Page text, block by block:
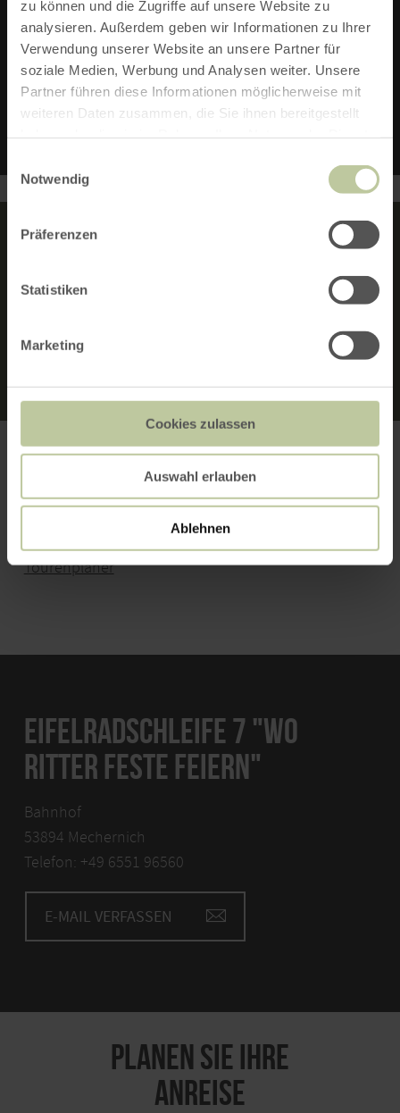
zu können und die Zugriffe auf unsere Website zu
analysieren. Außerdem geben wir Informationen zu Ihrer
Verwendung unserer Website an unsere Partner für
soziale Medien, Werbung und Analysen weiter. Unsere
Partner führen diese Informationen möglicherweise mit
weiteren Daten zusammen, die Sie ihnen bereitgestellt
Notwendig
Präferenzen
Statistiken
Marketing
Cookies zulassen
Auswahl erlauben
Ablehnen
TOURENART: RADFAHREN
AUFSTIEG:270 M
ABSTIEG:270 M
TIPPS ZUR TOUR
Tourenplaner
EIFELRADSCHLEIFE 7 "WO
RITTER FESTE FEIERN"
Bahnhof
53894 Mechernich
Telefon: +49 6551 96560
E-MAIL VERFASSEN
PLANEN SIE IHRE
ANREISE